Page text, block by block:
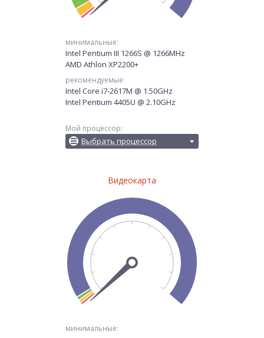
минимальные:
Intel Pentium III 1266S @ 1266MHz
AMD Athlon XP2200+
рекомендуемые:
Intel Core i7-2617M @ 1.50GHz
Intel Pentium 4405U @ 2.10GHz
Мой процессор:
Выбрать процессор
Видеокарта
минимальные: